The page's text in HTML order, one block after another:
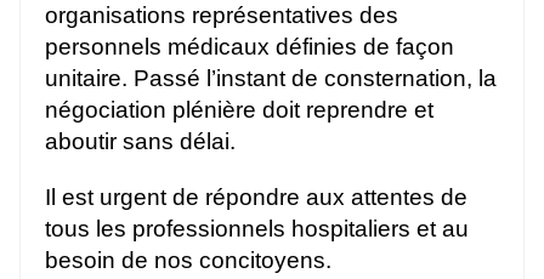
organisations représentatives des
personnels médicaux définies de façon
unitaire. Passé l’instant de consternation, la
négociation plénière doit reprendre et
aboutir sans délai.
Il est urgent de répondre aux attentes de
tous les professionnels hospitaliers et au
besoin de nos concitoyens.